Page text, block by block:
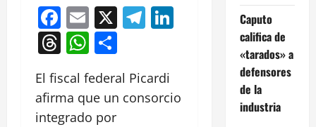
Facebook
Email
X Telegram
LinkedIn
Threads
WhatsApp
El fiscal federal Picardi
afirma que un consorcio
integrado por
Caputo
califica de
«tarados» a
defensores
de la
industria